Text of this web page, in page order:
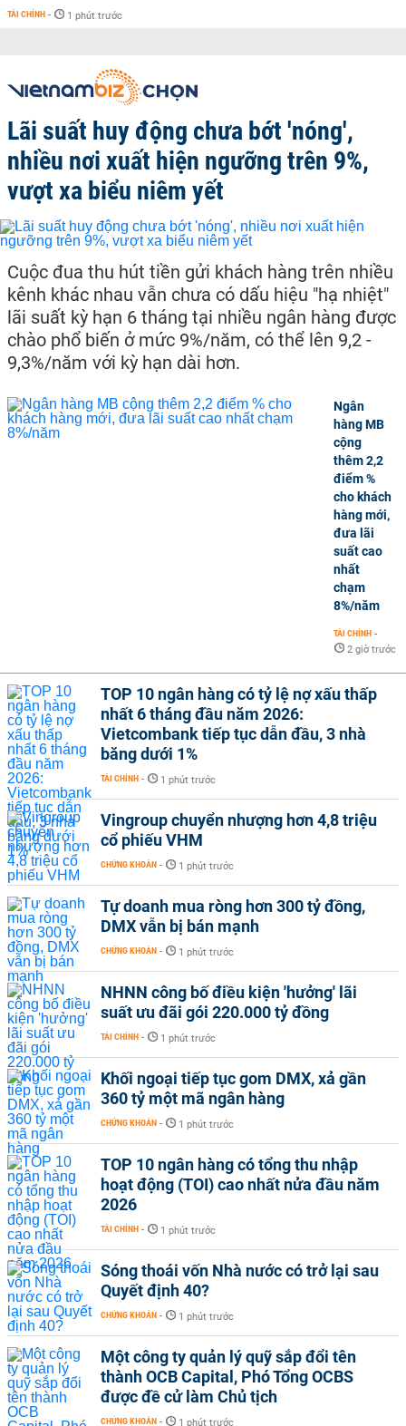
TÀI CHÍNH - 1 phút trước
Lãi suất huy động chưa bớt 'nóng',
nhiều nơi xuất hiện ngưỡng trên 9%,
vượt xa biểu niêm yết
Cuộc đua thu hút tiền gửi khách hàng trên nhiều
kênh khác nhau vẫn chưa có dấu hiệu "hạ nhiệt"
lãi suất kỳ hạn 6 tháng tại nhiều ngân hàng được
chào phổ biến ở mức 9%/năm, có thể lên 9,2 -
9,3%/năm với kỳ hạn dài hơn.
Ngân
hàng MB
cộng
thêm 2,2
điểm %
cho khách
hàng mới,
đưa lãi
suất cao
nhất
chạm
8%/năm
TÀI CHÍNH -
2 giờ trước
TOP 10 ngân hàng có tỷ lệ nợ xấu thấp
nhất 6 tháng đầu năm 2026:
Vietcombank tiếp tục dẫn đầu, 3 nhà
băng dưới 1%
TÀI CHÍNH - 1 phút trước
Vingroup chuyển nhượng hơn 4,8 triệu
cổ phiếu VHM
CHỨNG KHOÁN - 1 phút trước
Tự doanh mua ròng hơn 300 tỷ đồng,
DMX vẫn bị bán mạnh
CHỨNG KHOÁN - 1 phút trước
NHNN công bố điều kiện 'hưởng' lãi
suất ưu đãi gói 220.000 tỷ đồng
TÀI CHÍNH - 1 phút trước
Khối ngoại tiếp tục gom DMX, xả gần
360 tỷ một mã ngân hàng
CHỨNG KHOÁN - 1 phút trước
TOP 10 ngân hàng có tổng thu nhập
hoạt động (TOI) cao nhất nửa đầu năm
2026
TÀI CHÍNH - 1 phút trước
Sóng thoái vốn Nhà nước có trở lại sau
Quyết định 40?
CHỨNG KHOÁN - 1 phút trước
Một công ty quản lý quỹ sắp đổi tên
thành OCB Capital, Phó Tổng OCBS
được đề cử làm Chủ tịch
CHỨNG KHOÁN - 1 phút trước